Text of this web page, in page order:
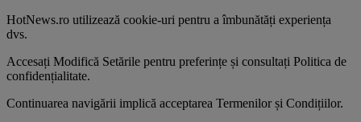
HotNews.ro utilizează cookie-uri pentru a îmbunătăți experiența
dvs.
Accesați Modifică Setările pentru preferințe și consultați Politica de
confidențialitate.
Continuarea navigării implică acceptarea Termenilor și Condițiilor.